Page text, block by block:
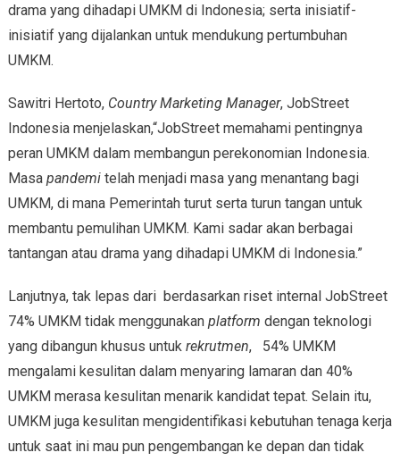
drama yang dihadapi UMKM di Indonesia; serta inisiatif-
inisiatif yang dijalankan untuk mendukung pertumbuhan
UMKM.
Sawitri Hertoto, Country Marketing Manager, JobStreet
Indonesia menjelaskan,“JobStreet memahami pentingnya
peran UMKM dalam membangun perekonomian Indonesia.
Masa pandemi telah menjadi masa yang menantang bagi
UMKM, di mana Pemerintah turut serta turun tangan untuk
membantu pemulihan UMKM. Kami sadar akan berbagai
tantangan atau drama yang dihadapi UMKM di Indonesia.”
Lanjutnya, tak lepas dari berdasarkan riset internal JobStreet
74% UMKM tidak menggunakan platform dengan teknologi
yang dibangun khusus untuk rekrutmen, 54% UMKM
mengalami kesulitan dalam menyaring lamaran dan 40%
UMKM merasa kesulitan menarik kandidat tepat. Selain itu,
UMKM juga kesulitan mengidentifikasi kebutuhan tenaga kerja
untuk saat ini mau pun pengembangan ke depan dan tidak